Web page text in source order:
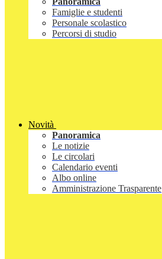
Famiglie e studenti
Personale scolastico
Percorsi di studio
Novità
Panoramica
Le notizie
Le circolari
Calendario eventi
Albo online
Amministrazione Trasparente